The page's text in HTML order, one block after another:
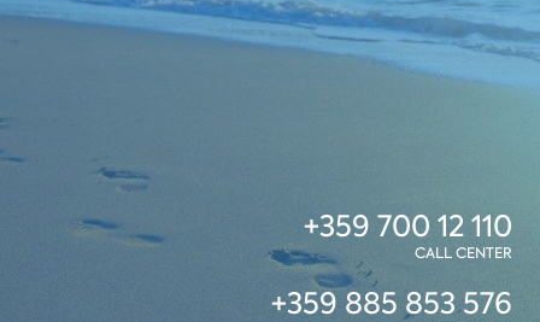
+359 700 12 110
CALL CENTER
+359 885 853 576